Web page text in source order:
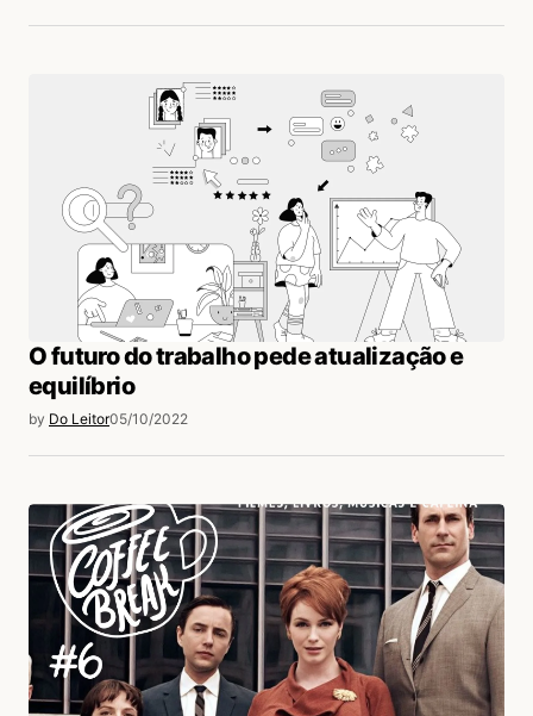
O futuro do trabalho pede atualização e
equilíbrio
by Do Leitor05/10/2022